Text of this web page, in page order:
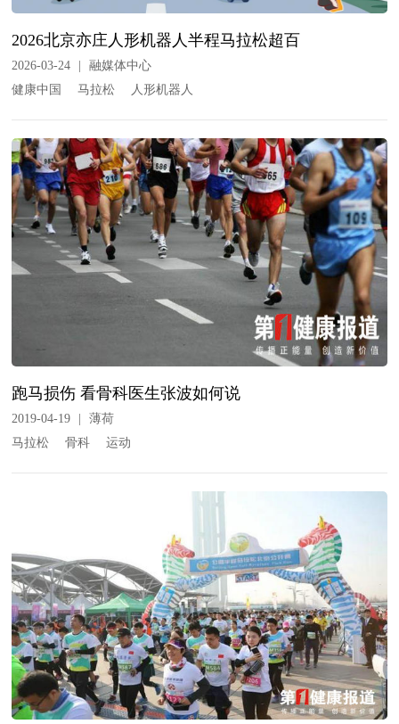
2026北京亦庄人形机器人半程马拉松超百
2026-03-24 |
融媒体中心
健康中国
马拉松 人形机器人
跑马损伤 看骨科医生张波如何说
2019-04-19
薄荷
马拉松
骨科 运动